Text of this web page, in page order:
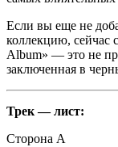
Если вы еще не
коллекцию, сейчас
Album» — это не
заключенная в
Трек — лист:
Сторона A